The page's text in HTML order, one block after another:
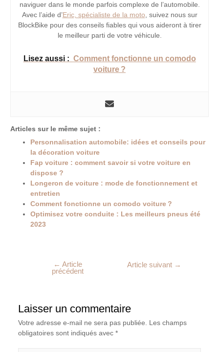
naviguer dans le monde parfois complexe de l’automobile.
Avec l’aide d’Eric, spécialiste de la moto , suivez nous sur
BlockBike pour des conseils fiables qui vous aideront à tirer
le meilleur parti de votre véhicule.
Lisez aussi : Comment fonctionne un comodo
voiture ?
Articles sur le même sujet :
Personnalisation automobile: idées et conseils pour
la décoration voiture
Fap voiture : comment savoir si votre voiture en
dispose ?
Longeron de voiture : mode de fonctionnement et
entretien
Comment fonctionne un comodo voiture ?
Optimisez votre conduite : Les meilleurs pneus été
2023
← Article
précédent
Article suivant →
Laisser un commentaire
Votre adresse e-mail ne sera pas publiée.
Les champs
obligatoires sont indiqués avec *